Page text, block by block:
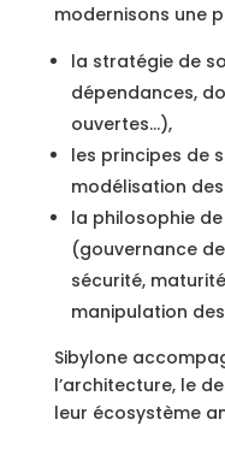
modernisons une
la stratégie de
dépendances,
ouvertes…),
les principes de
modélisation
la philosophie
(gouvernance
sécurité,
manipulation
Sibylone
l’architecture, le
leur écosystème